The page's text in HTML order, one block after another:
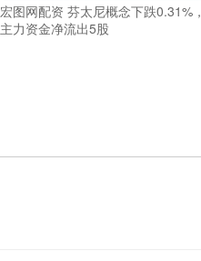
宏图网配资 芬太尼概念下跌0.31%，
主力资金净流出5股